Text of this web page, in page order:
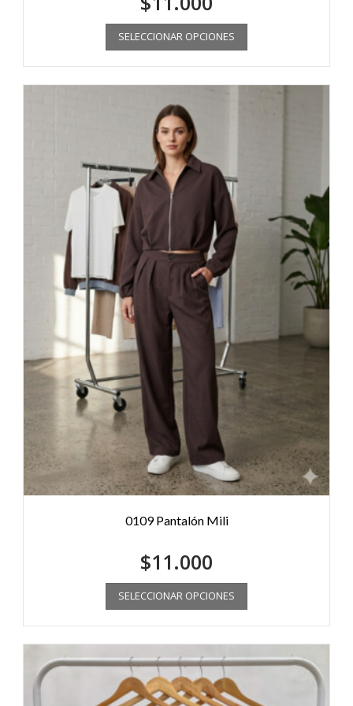
SELECCIONAR OPCIONES
0109 Pantalón Mili
$11.000
SELECCIONAR OPCIONES